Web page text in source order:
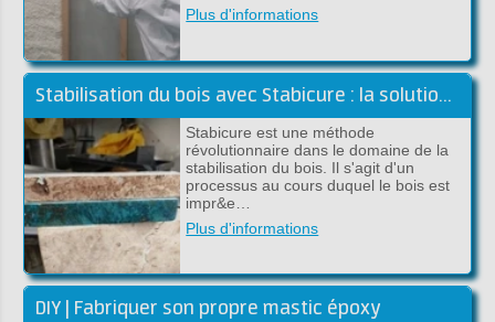
Plus d'informations
Stabilisation du bois avec Stabicure : la solution pour un bois durable et solide
Stabicure est une méthode
révolutionnaire dans le domaine de la
stabilisation du bois. Il s'agit d'un
processus au cours duquel le bois est
impr&e…
Plus d'informations
DIY | Fabriquer son propre mastic époxy